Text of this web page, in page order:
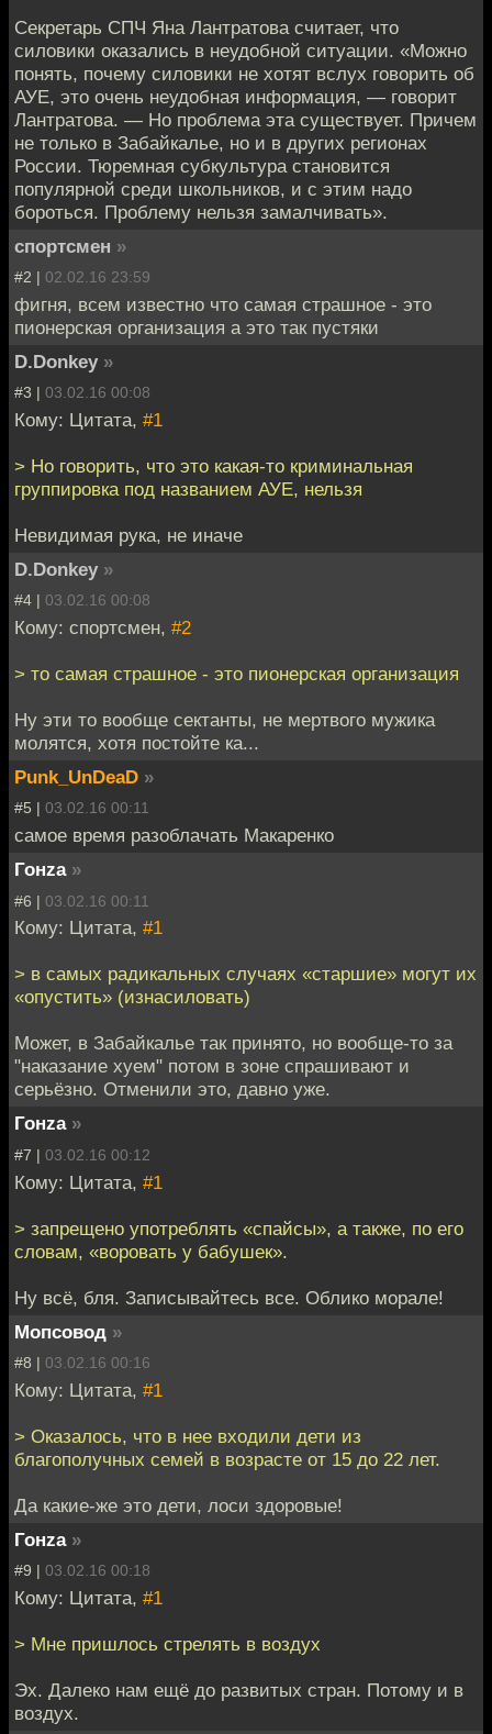
Секретарь СПЧ Яна Лантратова считает, что
силовики оказались в неудобной ситуации. «Можно
понять, почему силовики не хотят вслух говорить об
АУЕ, это очень неудобная информация, — говорит
Лантратова. — Но проблема эта существует. Причем
не только в Забайкалье, но и в других регионах
России. Тюремная субкультура становится
популярной среди школьников, и с этим надо
бороться. Проблему нельзя замалчивать».
спортсмен »
#2 | 02.02.16 23:59
фигня, всем известно что самая страшное - это
пионерская организация а это так пустяки
D.Donkey »
#3 | 03.02.16 00:08
Кому: Цитата, #1
> Но говорить, что это какая-то криминальная
группировка под названием АУЕ, нельзя
Невидимая рука, не иначе
D.Donkey »
#4 | 03.02.16 00:08
Кому: спортсмен, #2
> то самая страшное - это пионерская организация
Ну эти то вообще сектанты, не мертвого мужика
молятся, хотя постойте ка...
Punk_UnDeaD »
#5 | 03.02.16 00:11
самое время разоблачать Макаренко
Гонzа »
#6 | 03.02.16 00:11
Кому: Цитата, #1
> в самых радикальных случаях «старшие» могут их
«опустить» (изнасиловать)
Может, в Забайкалье так принято, но вообще-то за
"наказание хуем" потом в зоне спрашивают и
серьёзно. Отменили это, давно уже.
Гонzа »
#7 | 03.02.16 00:12
Кому: Цитата, #1
> запрещено употреблять «спайсы», а также, по его
словам, «воровать у бабушек».
Ну всё, бля. Записывайтесь все. Облико морале!
Мопсовод »
#8 | 03.02.16 00:16
Кому: Цитата, #1
> Оказалось, что в нее входили дети из
благополучных семей в возрасте от 15 до 22 лет.
Да какие-же это дети, лоси здоровые!
Гонzа »
#9 | 03.02.16 00:18
Кому: Цитата, #1
> Мне пришлось стрелять в воздух
Эх. Далеко нам ещё до развитых стран. Потому и в
воздух.